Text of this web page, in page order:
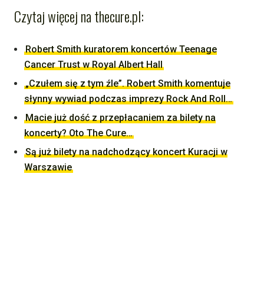
Czytaj więcej na thecure.pl:
Robert Smith kuratorem koncertów Teenage
Cancer Trust w Royal Albert Hall
„Czułem się z tym źle”. Robert Smith komentuje
słynny wywiad podczas imprezy Rock And Roll…
Macie już dość z przepłacaniem za bilety na
koncerty? Oto The Cure…
Są już bilety na nadchodzący koncert Kuracji w
Warszawie